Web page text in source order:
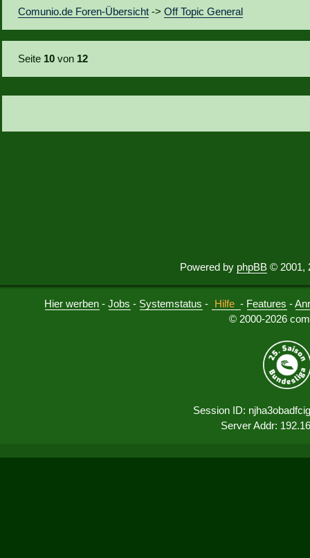
Comunio.de Foren-Übersicht ->Off Topic General
Seite 10 von 12
Powered by phpBB © 2001,
Hier werben -Jobs - Systemstatus - Hilfe - Features -
© 2000-2026
Session ID:
Server Addr: